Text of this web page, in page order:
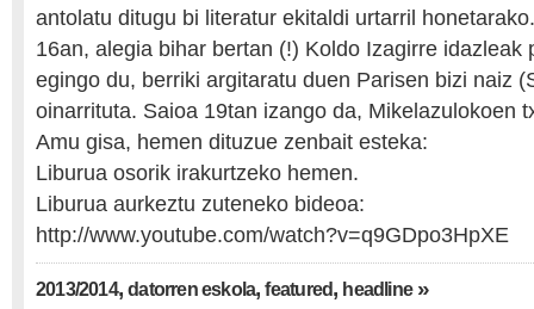
antolatu ditugu bi literatur ekitaldi urtarril
16an, alegia bihar bertan (!) Koldo Izagirre idazleak
egingo du, berriki argitaratu duen Parisen bizi naiz
oinarrituta. Saioa 19tan izango da, Mikelazulokoen
Amu gisa, hemen dituzue zenbait esteka:
Liburua osorik irakurtzeko hemen.
Liburua aurkeztu zuteneko bideoa:
http://www.youtube.com/watch?v=q9GDpo3HpXE
2013/2014,datorren eskola,featured, headline»